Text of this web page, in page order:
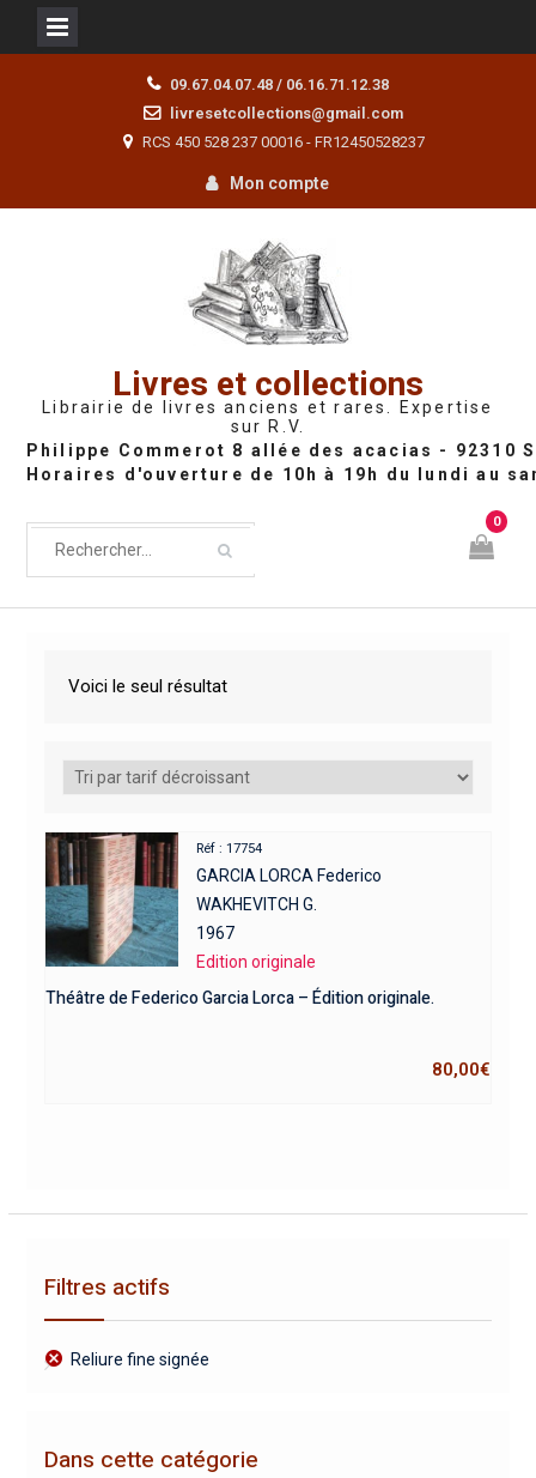
09.67.04.07.48 / 06.16.71.12.38
livresetcollections@gmail.com
RCS 450 528 237 00016 - FR12450528237
Mon compte
Livres et collections
Librairie de livres anciens et rares. Expertise
sur R.V.
0
Voici le seul résultat
Réf : 17754
GARCIA LORCA Federico
WAKHEVITCH G.
1967
Edition originale
Théâtre de Federico Garcia Lorca – Édition originale.
80,00€
Filtres actifs
Reliure fine signée
Dans cette catégorie